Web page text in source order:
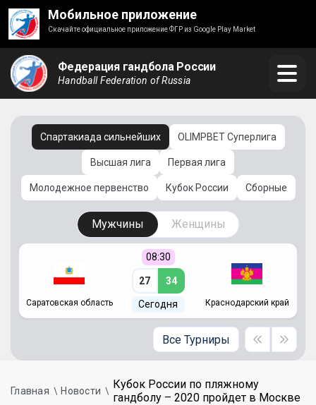
Мобильное приложение
Скачайте официальное приложение ФГР из Google Play Market
Федерация гандбола России
Handball Federation of Russia
Спартакиада сильнейших OLIMPBET Суперлига
Высшая лига Первая лига
Молодежное первенство Кубок России Сборные
Мужчины Женщины
Саратовская область
08:30
27 34
Сегодня Краснодарский край
Все Турниры
Главная Новости
Кубок России по пляжному
гандболу – 2020 пройдет в Москве